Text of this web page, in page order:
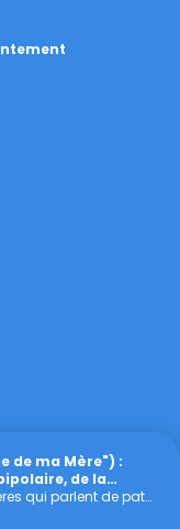
de ma Mère") :
de la
Histoires de Darons (des pères qui parlent de paternité)